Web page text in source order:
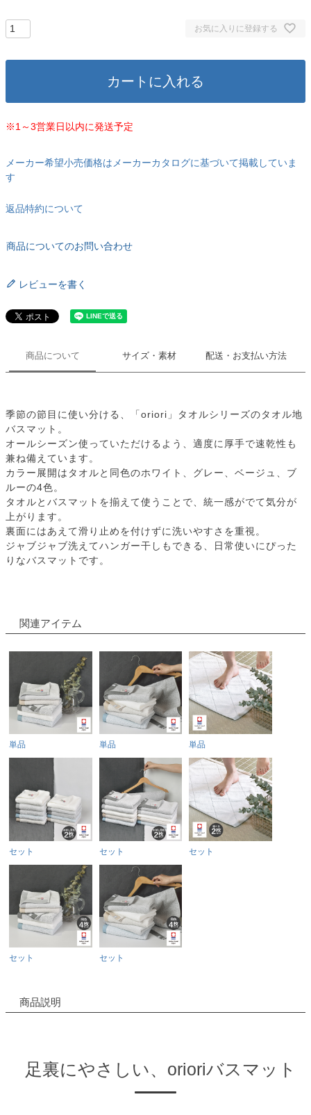
お気に入りに登録する
カートに入れる
※1～3営業日以内に発送予定
メーカー希望小売価格はメーカーカタログに基づいて掲載していま
す
返品特約について
商品についてのお問い合わせ
レビューを書く
商品について サイズ・素材 配送・お支払い方法
季節の節目に使い分ける、「oriori」タオルシリーズのタオル地
バスマット。
オールシーズン使っていただけるよう、適度に厚手で速乾性も
兼ね備えています。
カラー展開はタオルと同色のホワイト、グレー、ベージュ、ブ
ルーの4色。
タオルとバスマットを揃えて使うことで、統一感がでて気分が
上がります。
裏面にはあえて滑り止めを付けずに洗いやすさを重視。
ジャブジャブ洗えてハンガー干しもできる、日常使いにぴった
りなバスマットです。
関連アイテム
単品 単品 単品
セット セット セット
セット セット
商品説明
足裏にやさしい、orioriバスマット